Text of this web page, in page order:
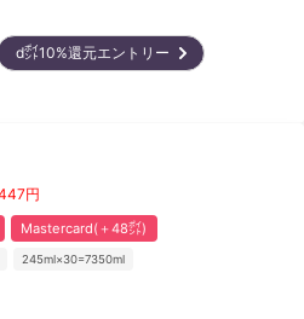
d㌽10%還元エントリー
円
Mastercard(＋48㌽)
245ml×30=7350ml